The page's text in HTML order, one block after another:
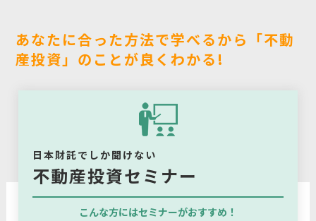
あなたに合った方法で学べるから「不動
産投資」のことが良くわかる!
日本財託でしか聞けない
不動産投資セミナー
こんな方にはセミナーがおすすめ！